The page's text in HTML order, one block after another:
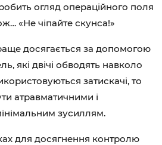
огляд операційного поля
«Не чіпайте скунса!»
досягається за допомогою
які двічі обводять навколо
затискачі, то
атравматичними і
зусиллям.
для досягнення контролю